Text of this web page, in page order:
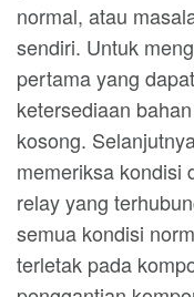
normal, atau
sendiri. Untuk
pertama yang
ketersediaan
kosong.
memeriksa kondisi
relay yang
semua kondisi
terletak pada